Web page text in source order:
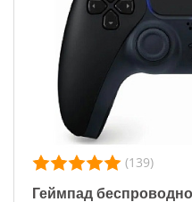
(139)
Геймпад